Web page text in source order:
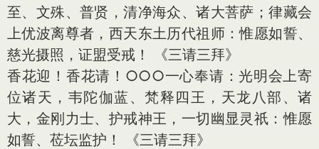
至、文殊、普贤，清净海众、诸大菩萨；律藏会
上优波离尊者，西天东土历代祖师：惟愿如誓、
慈光摄照，证盟受戒！ 《三请三拜》
香花迎！香花请！○○○一心奉请：光明会上寄
位诸天，韦陀伽蓝、梵释四王，天龙八部、诸
大，金刚力士、护戒神王，一切幽显灵祇：惟愿
如誓、莅坛监护！ 《三请三拜》